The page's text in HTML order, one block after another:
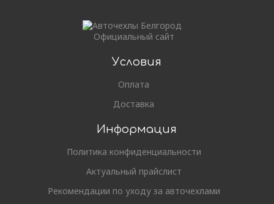
Официальный сайт
Условия
Оплата
Доставка
Информация
Политика конфиденциальности
Актуальный прайслист
Рекомендации по уходу за авточехлами